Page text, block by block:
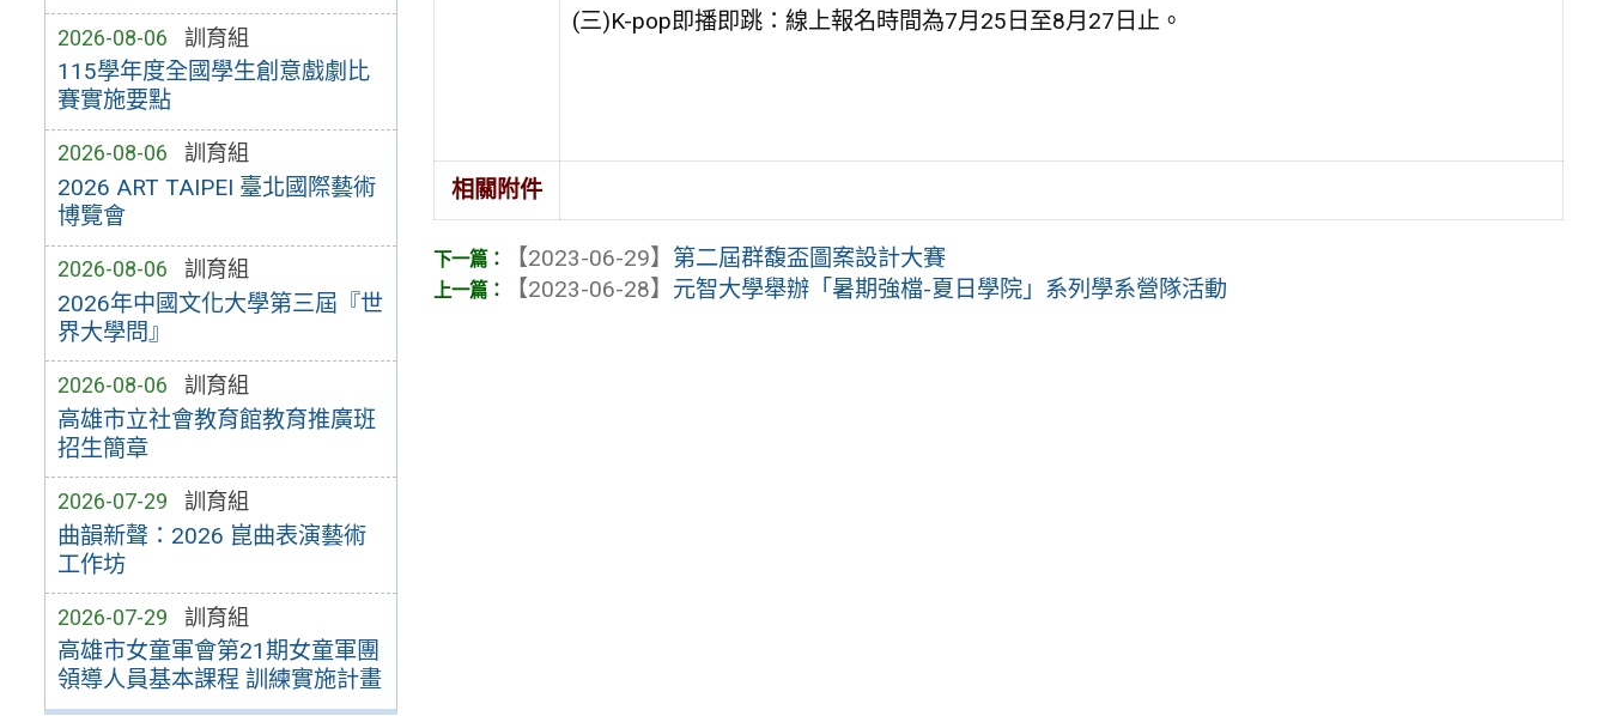
2026-08-06 訓育組
115學年度全國學生創意戲劇比
賽實施要點
2026-08-06 訓育組
2026 ART TAIPEI 臺北國際藝術
博覽會
2026-08-06 訓育組
2026年中國文化大學第三屆『世
界大學問』
2026-08-06 訓育組
高雄市立社會教育館教育推廣班
招生簡章
2026-07-29 訓育組
曲韻新聲：2026 崑曲表演藝術
工作坊
2026-07-29 訓育組
高雄市女童軍會第21期女童軍團
領導人員基本課程 訓練實施計畫
(三)K-pop即播即跳：線上報名時間為7月25日至8月27日止。
相關附件
【2023-06-29】 第二屆群馥盃圖案設計大賽
【2023-06-28】 元智大學舉辦「暑期強檔-夏日學院」系列學系營隊活動